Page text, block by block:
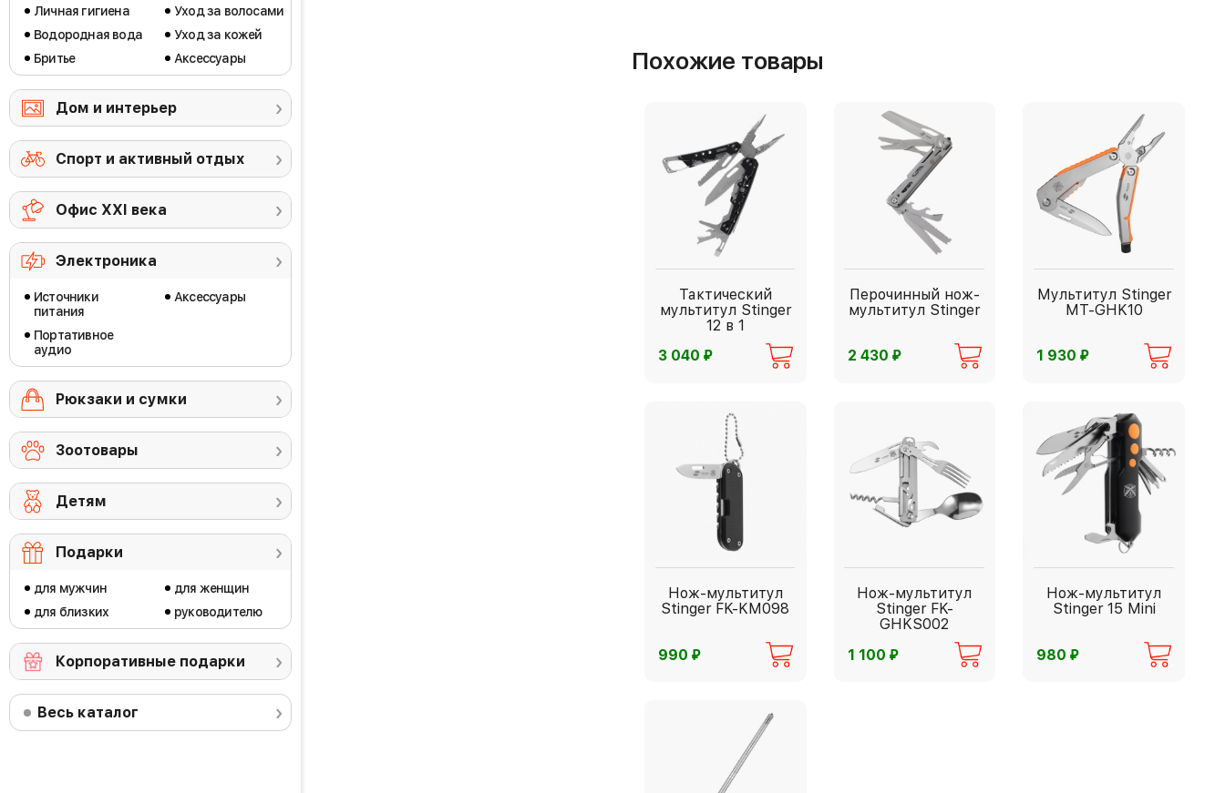
Личная гигиена
Водородная вода
Бритье
Уход за волосами
Уход за кожей
Аксессуары
Дом и интерьер
Спорт и активный отдых
Офис ХХI века
Электроника
Источники
питания
Портативное
аудио
Аксессуары
Рюкзаки и сумки
Зоотовары
Детям
Подарки
для мужчин
для близких
для женщин
руководителю
Корпоративные подарки
Весь каталог
Похожие товары
Тактический
мультитул Stinger
12 в 1
3 040 ⃏
Перочинный нож-
мультитул Stinger
2 430 ⃏
Мультитул Stinger
MT-GHK10
1 930⃏
Нож-мультитул
Stinger FK-KM098
990 ⃏
Нож-мультитул
Stinger FK-
GHKS002
1 100 ⃏
Нож-мультитул
Stinger 15 Mini
980⃏